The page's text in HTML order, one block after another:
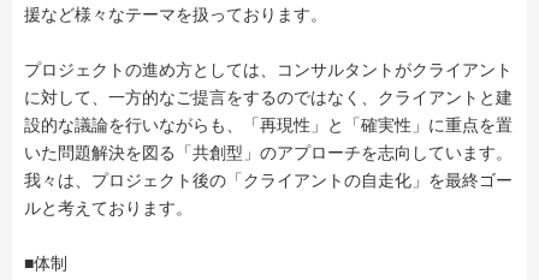
援など様々なテーマを扱っております。
プロジェクトの進め方としては、コンサルタントがクライアント
に対して、一方的なご提言をするのではなく、クライアントと建
設的な議論を行いながらも、「再現性」と「確実性」に重点を置
いた問題解決を図る「共創型」のアプローチを志向しています。
我々は、プロジェクト後の「クライアントの自走化」を最終ゴー
ルと考えております。
■体制